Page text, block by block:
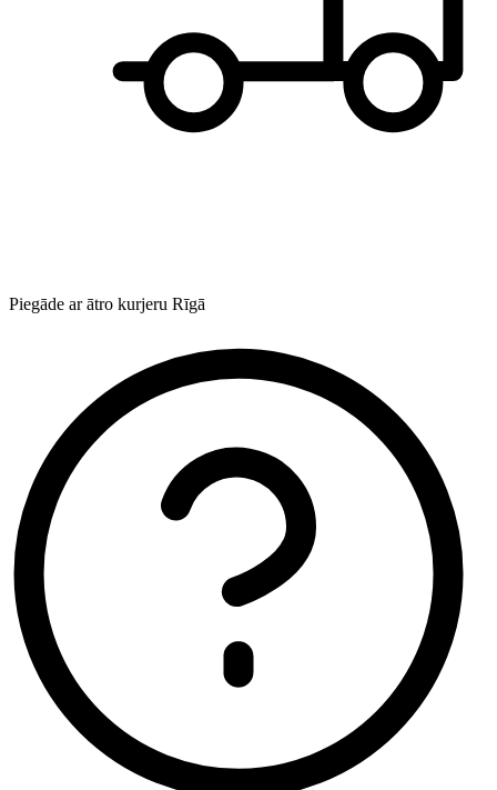
Piegāde ar ātro kurjeru Rīgā